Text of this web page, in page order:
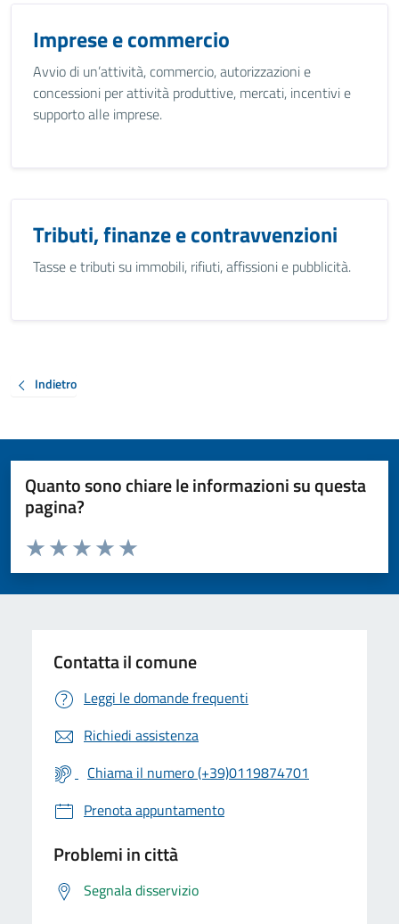
Imprese e commercio
Avvio di un’attività, commercio, autorizzazioni e
concessioni per attività produttive, mercati, incentivi e
supporto alle imprese.
Tributi, finanze e contravvenzioni
Tasse e tributi su immobili, rifiuti, affissioni e pubblicità.
Indietro
Quanto sono chiare le informazioni su questa
pagina?
Valuta da 1 a 5 stelle la pagina
Valuta 5 stelle su 5
Valuta 4 stelle su 5
Valuta 3 stelle su 5
Valuta 2 stelle su 5
Valuta 1 stelle su 5
Contatta il comune
Leggi le domande frequenti
Richiedi assistenza
Chiama il numero (+39)0119874701
Prenota appuntamento
Problemi in città
Segnala disservizio